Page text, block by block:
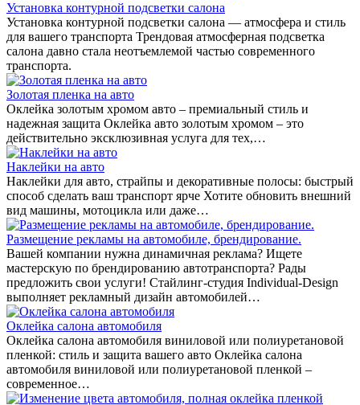
Установка контурной подсветки салона
Установка контурной подсветки салона — атмосфера и стиль
для вашего транспорта Трендовая атмосферная подсветка
салона давно стала неотъемлемой частью современного
транспорта.
Золотая пленка на авто
Оклейка золотым хромом авто – премиальный стиль и
надежная защита Оклейка авто золотым хромом – это
действительно эксклюзивная услуга для тех,…
Наклейки на авто
Наклейки для авто, страйпы и декоративные полосы: быстрый
способ сделать ваш транспорт ярче Хотите обновить внешний
вид машины, мотоцикла или даже…
Размещение рекламы на автомобиле, брендирование.
Вашей компании нужна динамичная реклама? Ищете
мастерскую по брендированию автотранспорта? Рады
предложить свои услуги! Стайлинг-студия Individual-Design
выполняет рекламный дизайн автомобилей…
Оклейка салона автомобиля
Оклейка салона автомобиля виниловой или полиуретановой
пленкой: стиль и защита вашего авто Оклейка салона
автомобиля виниловой или полиуретановой пленкой –
современное…